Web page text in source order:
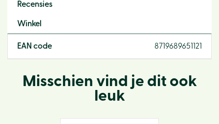
Recensies
Winkel
EAN code 8719689651121
Misschien vind je dit ook
leuk